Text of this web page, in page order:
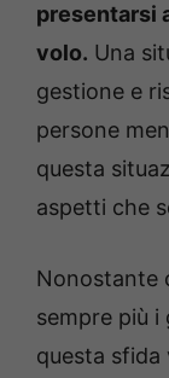
presentarsi
volo. Una
gestione e
persone
questa
aspetti che
Nonostante
sempre più
questa sfida